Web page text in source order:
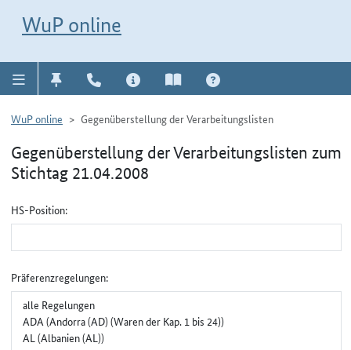
WuP online
WuP online Gegenüberstellung der Verarbeitungslisten
Gegenüberstellung der Verarbeitungslisten zum
Stichtag 21.04.2008
Gruppenauswahl für Gegenüberstellung
HS-Position:
Präferenzregelungen: